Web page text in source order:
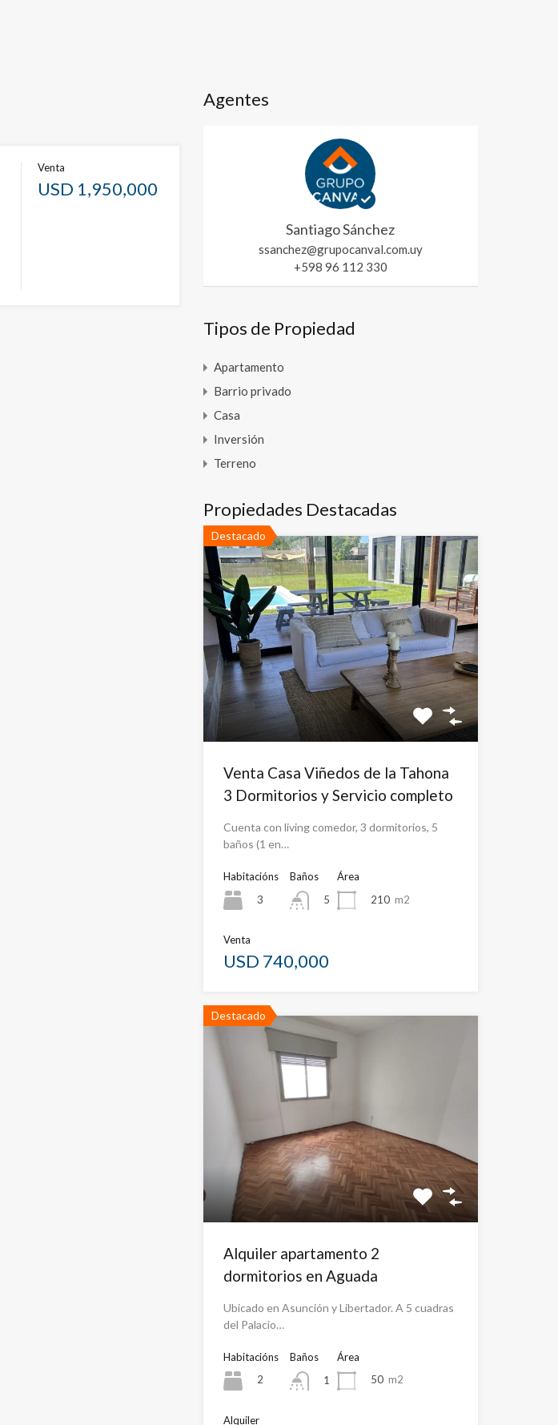
Venta
USD 1,950,000
Agentes
Santiago Sánchez
ssanchez@grupocanval.com.uy
+598 96 112 330
Tipos de Propiedad
Apartamento
Barrio privado
Casa
Inversión
Terreno
Propiedades Destacadas
Destacado
Venta Casa Viñedos de la Tahona
3 Dormitorios y Servicio completo
Cuenta con living comedor, 3 dormitorios, 5
baños (1 en…
Habitacións
3
Baños
5
Área
210 m2
Venta
USD 740,000
Destacado
Alquiler apartamento 2
dormitorios en Aguada
Ubicado en Asunción y Libertador. A 5 cuadras
del Palacio…
Habitacións
2
Baños
1
Área
50 m2
Alquiler